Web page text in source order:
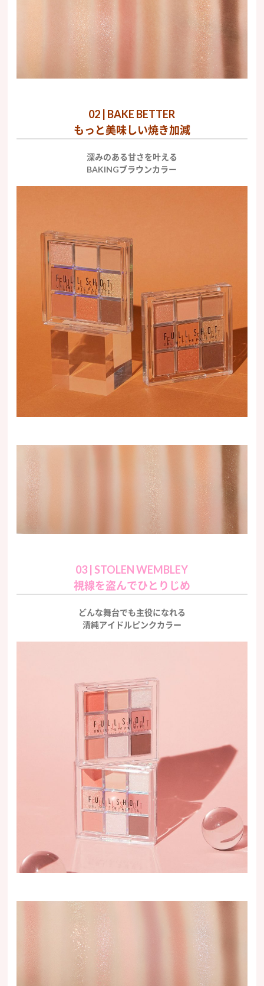
02 | BAKE BETTER
もっと美味しい焼き加減
深みのある甘さを叶える
BAKINGブラウンカラー
03 | STOLEN WEMBLEY
視線を盗んでひとりじめ
どんな舞台でも主役になれる
清純アイドルピンクカラー